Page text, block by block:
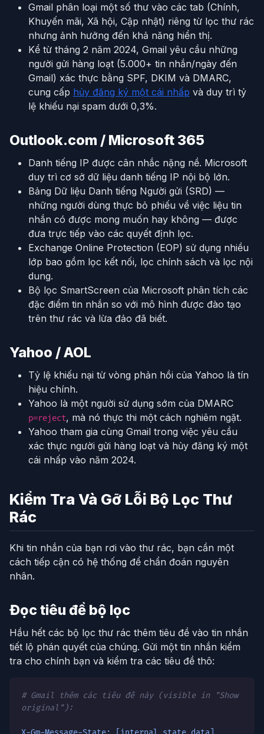
Gmail phân loại một số thư vào các tab (Chính,
Khuyến mãi, Xã hội, Cập nhật) riêng từ lọc thư rác
nhưng ảnh hưởng đến khả năng hiển thị.
Kể từ tháng 2 năm 2024, Gmail yêu cầu những
người gửi hàng loạt (5.000+ tin nhắn/ngày đến
Gmail) xác thực bằng SPF, DKIM và DMARC,
cung cấp hủy đăng ký một cái nhấp và duy trì tỷ
lệ khiếu nại spam dưới 0,3%.
Outlook.com / Microsoft 365
Danh tiếng IP được cân nhắc nặng nề. Microsoft
duy trì cơ sở dữ liệu danh tiếng IP nội bộ lớn.
Bảng Dữ liệu Danh tiếng Người gửi (SRD) —
những người dùng thực bỏ phiếu về việc liệu tin
nhắn có được mong muốn hay không — được
đưa trực tiếp vào các quyết định lọc.
Exchange Online Protection (EOP) sử dụng nhiều
lớp bao gồm lọc kết nối, lọc chính sách và lọc nội
dung.
Bộ lọc SmartScreen của Microsoft phân tích các
đặc điểm tin nhắn so với mô hình được đào tạo
trên thư rác và lừa đảo đã biết.
Yahoo / AOL
Tỷ lệ khiếu nại từ vòng phản hồi của Yahoo là tín
hiệu chính.
Yahoo là một người sử dụng sớm của DMARC
p=reject, mà nó thực thi một cách nghiêm ngặt.
Yahoo tham gia cùng Gmail trong việc yêu cầu
xác thực người gửi hàng loạt và hủy đăng ký một
cái nhấp vào năm 2024.
Kiểm Tra Và Gỡ Lỗi Bộ Lọc Thư
Rác
Khi tin nhắn của bạn rơi vào thư rác, bạn cần một
cách tiếp cận có hệ thống để chẩn đoán nguyên
nhân.
Đọc tiêu đề bộ lọc
Hầu hết các bộ lọc thư rác thêm tiêu đề vào tin nhắn
tiết lộ phán quyết của chúng. Gửi một tin nhắn kiểm
tra cho chính bạn và kiểm tra các tiêu đề thô:
# Gmail thêm các tiêu đề này (visible in "Show
original"):